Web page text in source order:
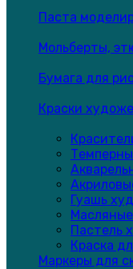
Паста
Мольберты,
Бумага для
Краски
Гуашь
Пастель
Краска
Маркеры для